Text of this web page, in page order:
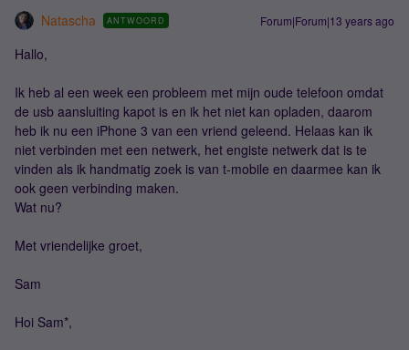
Natascha ANTWOORD Forum|Forum|13 years ago
Hallo,
Ik heb al een week een probleem met mijn oude telefoon omdat
de usb aansluiting kapot is en ik het niet kan opladen, daarom
heb ik nu een iPhone 3 van een vriend geleend. Helaas kan ik
niet verbinden met een netwerk, het engiste netwerk dat is te
vinden als ik handmatig zoek is van t-mobile en daarmee kan ik
ook geen verbinding maken.
Wat nu?
Met vriendelijke groet,
Sam
Hoi Sam*,